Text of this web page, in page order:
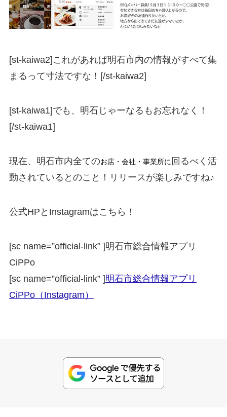
[st-kaiwa2]これがあれば明石市内の情報がすべて集
まるって寸法ですな！[/st-kaiwa2]
[st-kaiwa1]でも、明石じゃーなるもお忘れなく！
[/st-kaiwa1]
現在、明石市内全てのお店・会社・事業所に 回るべく活
動されているとのこと！リリースが楽しみですね♪
公式HPとInstagramはこちら！
[sc name=”official-link” ]明石市総合情報アプリ
CiPPo
[sc name=”official-link” ]明石市総合情報アプリ
CiPPo（Instagram）